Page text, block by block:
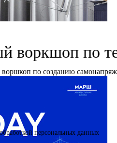
персональных данных
воркшоп по
по созданию